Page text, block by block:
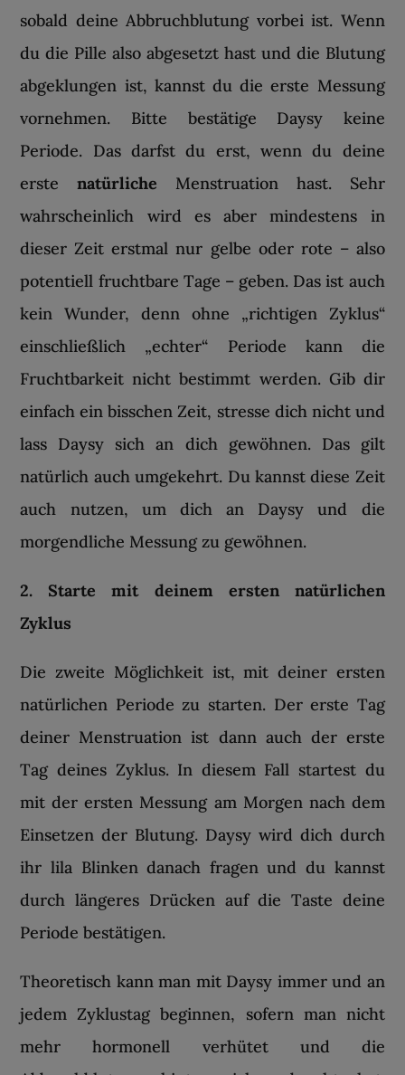
sobald deine Abbruchblutung vorbei ist. Wenn
du die Pille also abgesetzt hast und die Blutung
abgeklungen ist, kannst du die erste Messung
vornehmen. Bitte bestätige Daysy keine
Periode. Das darfst du erst, wenn du deine
erstenatürliche Menstruation hast. Sehr
wahrscheinlich wird es aber mindestens in
dieser Zeit erstmal nur gelbe oder rote – also
potentiell fruchtbare Tage – geben. Das ist auch
kein Wunder, denn ohne „richtigen Zyklus“
einschließlich „echter“ Periode kann die
Fruchtbarkeit nicht bestimmt werden. Gib dir
einfach ein bisschen Zeit, stresse dich nicht und
lass Daysy sich an dich gewöhnen. Das gilt
natürlich auch umgekehrt. Du kannst diese Zeit
auch nutzen, um dich an Daysy und die
morgendliche Messung zu gewöhnen.
2. Starte mit deinem ersten natürlichen
Zyklus
Die zweite Möglichkeit ist, mit deiner ersten
natürlichen Periode zu starten. Der erste Tag
deiner Menstruation ist dann auch der erste
Tag deines Zyklus. In diesem Fall startest du
mit der ersten Messung am Morgen nach dem
Einsetzen der Blutung. Daysy wird dich durch
ihr lila Blinken danach fragen und du kannst
durch längeres Drücken auf die Taste deine
Periode bestätigen.
Theoretisch kann man mit Daysy immer und an
jedem Zyklustag beginnen, sofern man nicht
mehr hormonell verhütet und die